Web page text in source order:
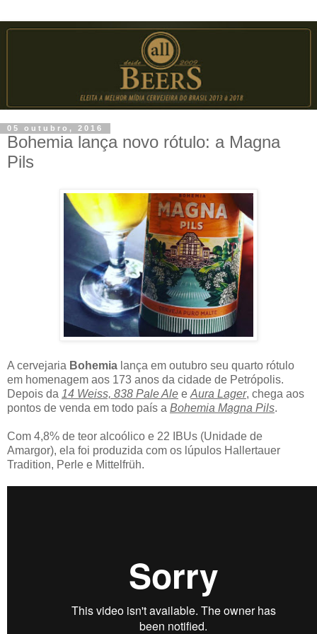
05 outubro, 2016
Bohemia lança novo rótulo: a Magna
Pils
A cervejaria Bohemia lança em outubro seu quarto rótulo
em homenagem aos 173 anos da cidade de Petrópolis.
Depois da 14 Weiss, 838 Pale Ale e Aura Lager, chega aos
pontos de venda em todo país a Bohemia Magna Pils.
Com 4,8% de teor alcoólico e 22 IBUs (Unidade de
Amargor), ela foi produzida com os lúpulos Hallertauer
Tradition, Perle e Mittelfrüh.